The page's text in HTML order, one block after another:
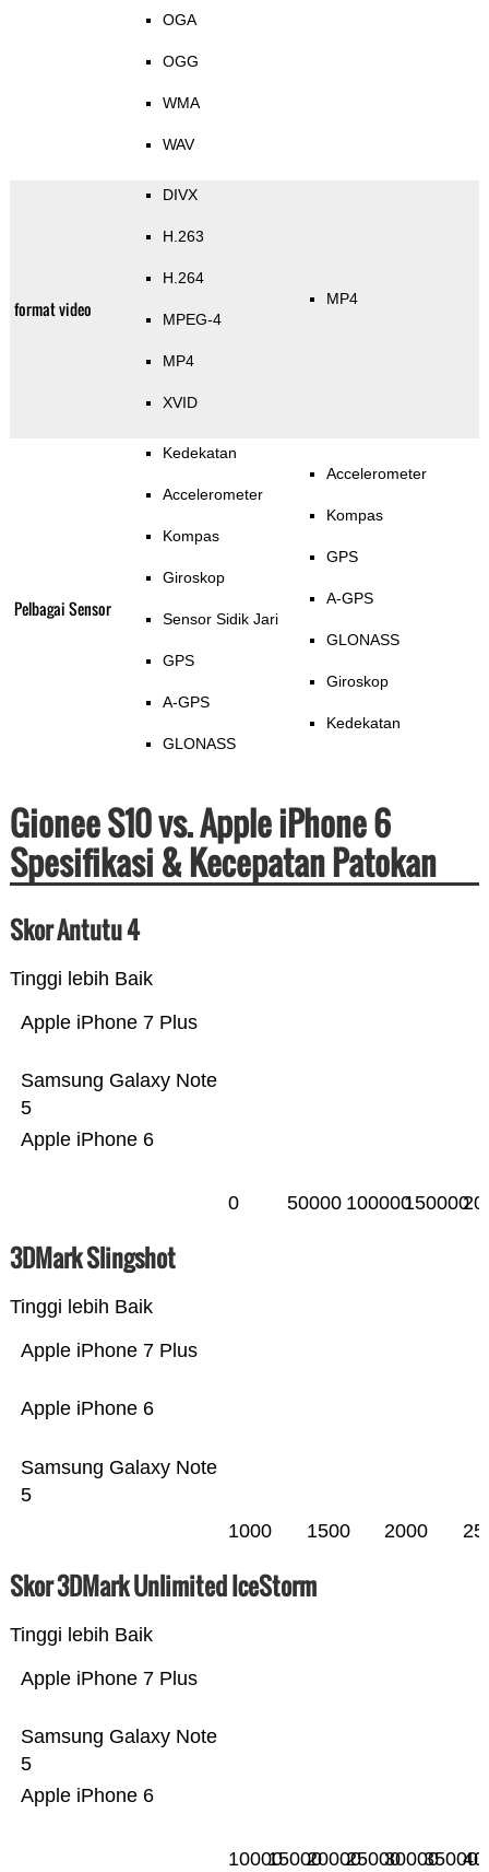
OGA
OGG
WMA
WAV
format video
DIVX
H.263
H.264
MPEG-4
MP4
XVID
MP4
Pelbagai Sensor
Kedekatan
Accelerometer
Kompas
Giroskop
Sensor Sidik Jari
GPS
A-GPS
GLONASS
Accelerometer
Kompas
GPS
A-GPS
GLONASS
Giroskop
Kedekatan
Gionee S10 vs. Apple iPhone 6
Spesifikasi & Kecepatan Patokan
Skor Antutu 4
Tinggi lebih Baik
Apple iPhone 6
Samsung Galaxy Note
5
Apple iPhone 7 Plus
0 50000 100000150000
3DMark Slingshot
Tinggi lebih Baik
Samsung Galaxy Note
5
Apple iPhone 6
Apple iPhone 7 Plus
1000 1500 2000
Skor 3DMark Unlimited IceStorm
Tinggi lebih Baik
Apple iPhone 6
Samsung Galaxy Note
5
Apple iPhone 7 Plus
100001500020000250003000035000